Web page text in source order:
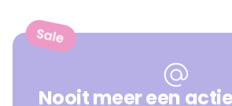
Nooit meer een